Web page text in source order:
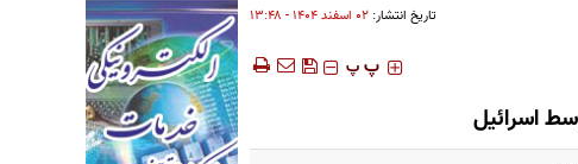
تاریخ انتشار: ۰۲ اسفند ۱۴۰۴ - ۱۳:۴۸
‍‍‍ پ پ
اسرائيل